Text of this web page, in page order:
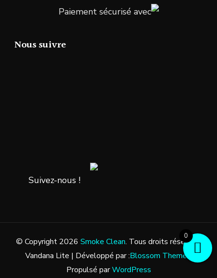
Paiement sécurisé avec
Nous suivre
Suivez-nous !
© Copyright 2026 Smoke Clean. Tous droits réservés.
Vandana Lite | Développé par :Blossom Themes
Propulsé parWordPress
0